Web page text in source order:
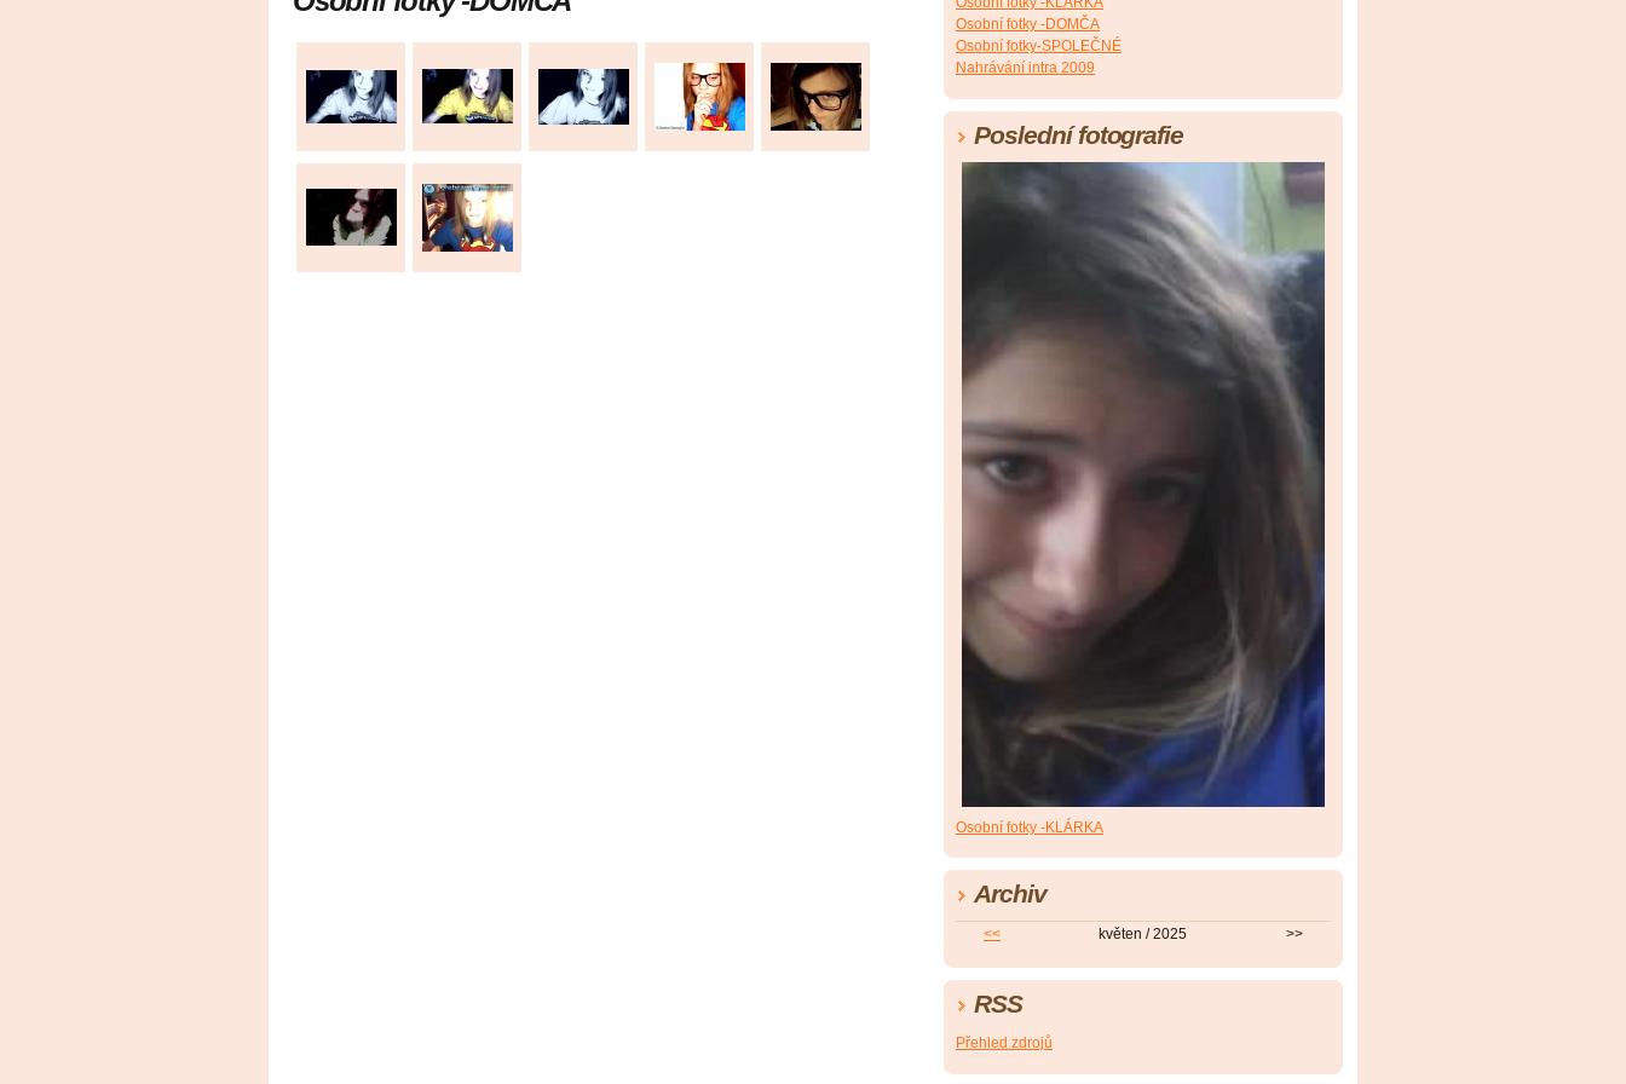
Osobní fotky -DOMČA
Osobní fotky-SPOLEČNÉ
Nahrávání intra 2009
Poslední fotografie
Osobní fotky -KLÁRKA
Archiv
<< květen / 2025 >>
RSS
Přehled zdrojů